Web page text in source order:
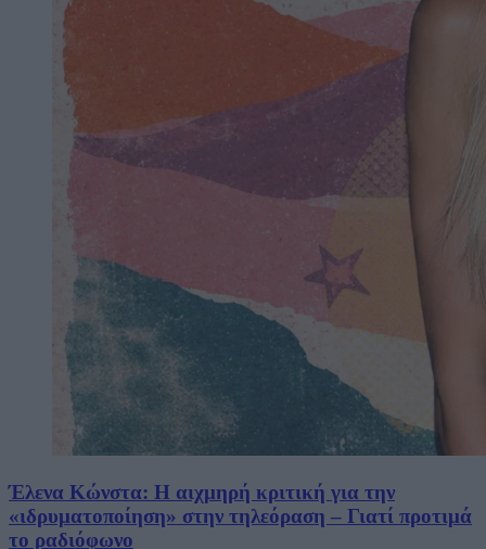
Έλενα Κώνστα: Η αιχμηρή κριτική για την
«ιδρυματοποίηση» στην τηλεόραση – Γιατί προτιμά
το ραδιόφωνο